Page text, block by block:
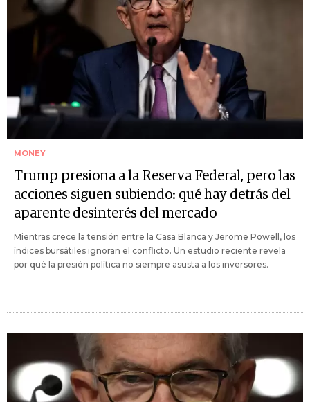
MONEY
Trump presiona a la Reserva Federal, pero las
acciones siguen subiendo: qué hay detrás del
aparente desinterés del mercado
Mientras crece la tensión entre la Casa Blanca y Jerome Powell, los
índices bursátiles ignoran el conflicto. Un estudio reciente revela
por qué la presión política no siempre asusta a los inversores.